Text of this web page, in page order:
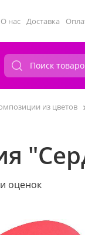
О нас Доставка
из цветов
оценок